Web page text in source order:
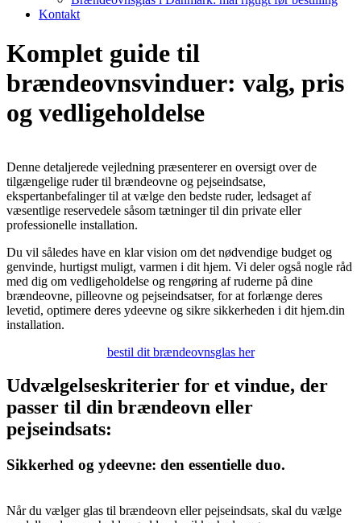
Kontakt
Komplet guide til
brændeovnsvinduer: valg, pris
og vedligeholdelse
Denne detaljerede vejledning præsenterer en oversigt over de
tilgængelige ruder til brændeovne og pejseindsatse,
ekspertanbefalinger til at vælge den bedste ruder, ledsaget af
væsentlige reservedele såsom tætninger til din private eller
professionelle installation.
Du vil således have en klar vision om det nødvendige budget og
genvinde, hurtigst muligt, varmen i dit hjem. Vi deler også nogle råd
med dig om vedligeholdelse og rengøring af ruderne på dine
brændeovne, pilleovne og pejseindsatser, for at forlænge deres
levetid, optimere deres ydeevne og sikre sikkerheden i dit hjem.din
installation.
bestil dit brændeovnsglas her
Udvælgelseskriterier for et vindue, der
passer til din brændeovn eller
pejseindsats:
Sikkerhed og ydeevne: den essentielle duo.
Når du vælger glas til brændeovn eller pejseindsats, skal du vælge